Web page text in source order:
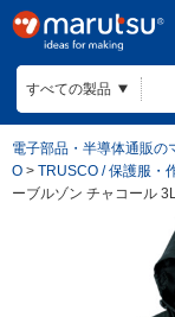
電子部品・半導体通販の
O > TRUSCO / 保護服・
ーブルゾン チャコール 3L